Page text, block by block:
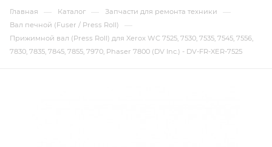
Главная — Каталог — Запчасти для ремонта техники —
Вал печной (Fuser / Press Roll) —
Прижимной вал (Press Roll) для Xerox WC 7525, 7530, 7535, 7545, 7556,
7830, 7835, 7845, 7855, 7970, Phaser 7800 (DV Inc.) - DV-FR-XER-7525